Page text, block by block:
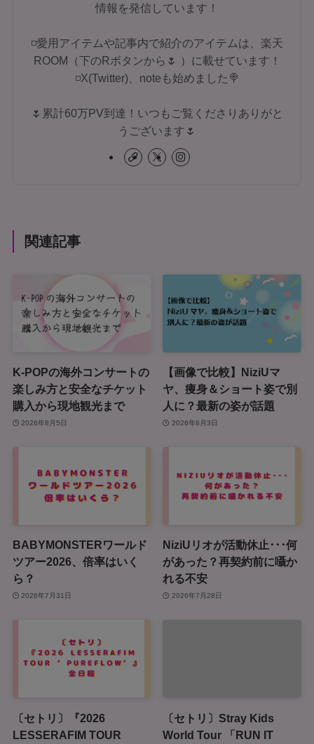
情報を発信しています！
◽愛用アイテムや記事内で紹介のアイテムは、楽天
ROOM（下のRボタンから🌷 ）に載せています！
◽X(Twitter)、noteも始めました🍭
🌷累計60万PV到達！いつもご覧くださりありがと
うございます🌷
関連記事
K-POPの海外コンサートの
楽しみ方と安全なチケット
購入から現地観光まで
2026年8月5日
【画像で比較】NiziUマ
ヤ、痩身＆ショート姿で別
人に？最新の姿が話題
2026年8月3日
BABYMONSTERワールド
ツアー2026、倍率はいく
ら？
2026年7月31日
NiziUリオが活動休止･･･何
があった？再契約前に囁か
れる不安
2026年7月28日
〔セトリ〕『2026
LESSERAFIM TOUR
〔セトリ〕Stray Kids
World Tour 「RUN IT